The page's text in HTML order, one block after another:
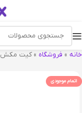
خانه » فروشگاه »کیت مکش TS Tuning استیل – M15 – EF7
اتمام موجودی